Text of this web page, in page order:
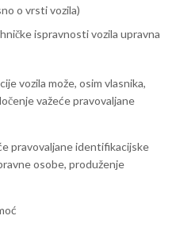
o vrsti vozila)
ispravnosti vozila upravna
vozila može, osim vlasnika,
važeće pravovaljane
pravovaljane identifikacijske
osobe, produženje